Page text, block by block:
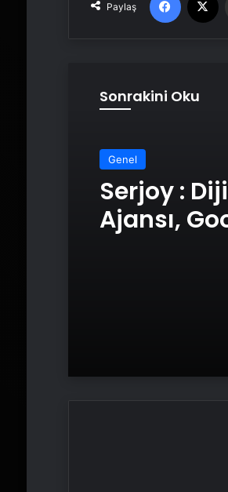
Paylaş
Sonrakini Oku
Genel
Serjoy : Dijital Medya
Ajansı,